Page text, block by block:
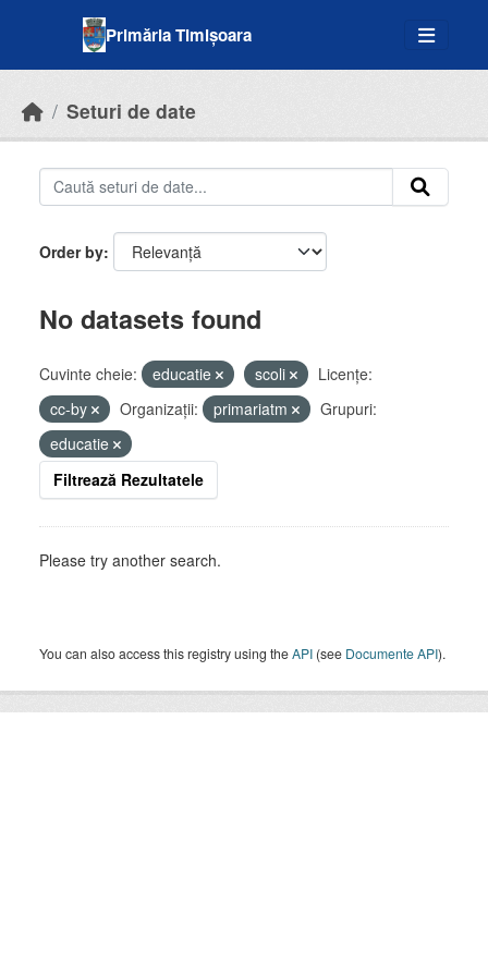
Primăria Timișoara
Seturi de date
Order by
No datasets found
Cuvinte cheie: educatie scoli
Licenţe:
cc-by
Organizații: primariatm
Grupuri:
educatie
Filtrează Rezultatele
Please try another search.
You can also access this registry using theAPI (see Documente API).